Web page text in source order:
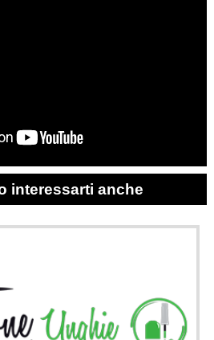
interessarti anche